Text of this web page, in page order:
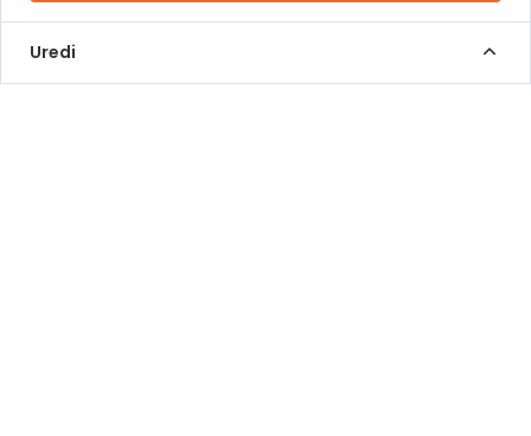
Kontakt Info
+387 62 839 000
info@pomoziba.org
Uredi